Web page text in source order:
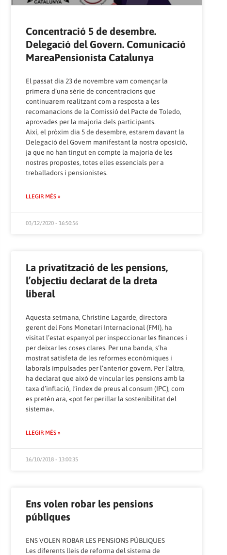
Concentració 5 de desembre.
Delegació del Govern. Comunicació
MareaPensionista Catalunya
El passat dia 23 de novembre vam començar la
primera d’una sèrie de concentracions que
continuarem realitzant com a resposta a les
recomanacions de la Comissió del Pacte de Toledo,
aprovades per la majoria dels participants.
Així, el pròxim dia 5 de desembre, estarem davant la
Delegació del Govern manifestant la nostra oposició,
ja que no han tingut en compte la majoria de les
nostres propostes, totes elles essencials per a
treballadors i pensionistes.
LLEGIR MÉS »
03/12/2020 - 16:50:56
La privatització de les pensions,
l’objectiu declarat de la dreta
liberal
Aquesta setmana, Christine Lagarde, directora
gerent del Fons Monetari Internacional (FMI), ha
visitat l’estat espanyol per inspeccionar les finances i
per deixar les coses clares. Per una banda, s’ha
mostrat satisfeta de les reformes econòmiques i
laborals impulsades per l’anterior govern. Per l’altra,
ha declarat que això de vincular les pensions amb la
taxa d’inflació, l’índex de preus al consum (IPC), com
es pretén ara, «pot fer perillar la sostenibilitat del
sistema».
LLEGIR MÉS »
16/10/2018 - 13:00:35
Ens volen robar les pensions
públiques
ENS VOLEN ROBAR LES PENSIONS PÚBLIQUES
Les diferents lleis de reforma del sistema de